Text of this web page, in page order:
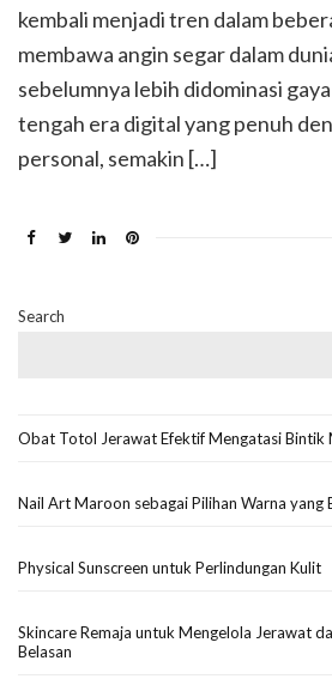
kembali menjadi tren dalam
membawa angin segar dalam
sebelumnya lebih didominasi
tengah era digital yang penuh
personal, semakin […]
Search
Obat Totol Jerawat Efektif Mengatasi Bintik
Nail Art Maroon sebagai Pilihan Warna yang
Physical Sunscreen untuk Perlindungan Kulit
Skincare Remaja untuk Mengelola Jerawat
Belasan